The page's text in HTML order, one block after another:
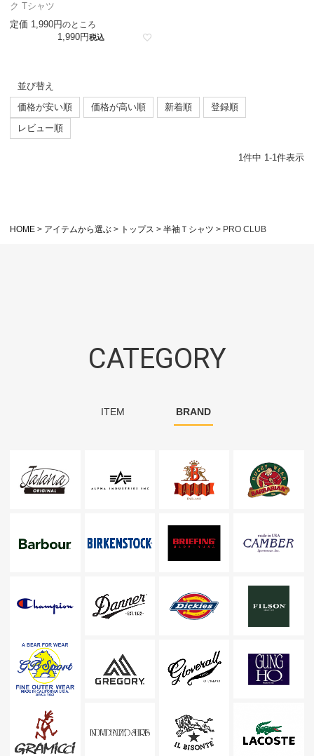
ク Tシャツ
定価 1,990 のところ
1,990 税込
並び替え
価格が安い順
価格が高い順 新着順
登録順
レビュー順
1件中 1-1件表示
HOME アイテムから選ぶ トップス 半袖Ｔシャツ PRO CLUB
CATEGORY
ITEM BRAND